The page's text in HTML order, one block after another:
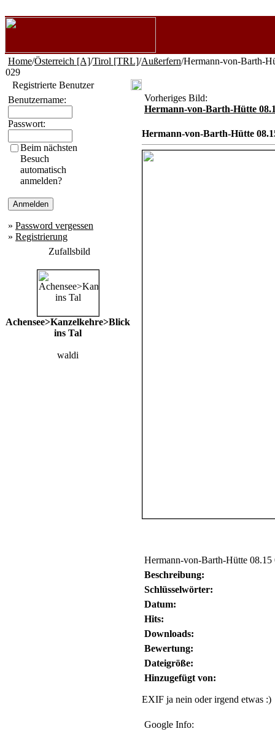
Home/Österreich [A]/Tirol [TRL]/Außerfern/Hermann-von-Barth-
029
Registrierte Benutzer
Benutzername:
Passwort:
Beim nächsten
Besuch
automatisch
anmelden?
» Password vergessen
» Registrierung
Zufallsbild
Achensee>Kanzelkehre>Blick
ins Tal
waldi
Vorheriges Bild:
Hermann-von-Barth-Hütte
Hermann-von-Barth-Hütte
Hermann-von-Barth-Hütte 08.15
Beschreibung:
Schlüsselwörter:
Datum:
Hits:
Downloads:
Bewertung:
Dateigröße:
Hinzugefügt von:
EXIF ja nein oder irgend etwas :)
Google Info: